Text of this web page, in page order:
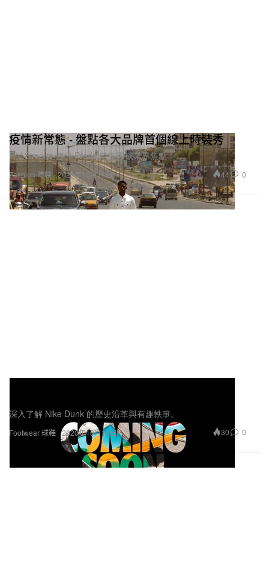
Fashion 時裝
疫情新常態 - 盤點各大品牌首個線上時裝秀
Raf Simons 首個 Prada 時裝秀成業界焦點！
2020年10月16日 44 0
Footwear 球鞋
Nike Dunk 球鞋歷史紀錄片《The Story of
深入了解 Nike Dunk 的歷史沿革與有趣軼事。
2020年10月16日 30 0